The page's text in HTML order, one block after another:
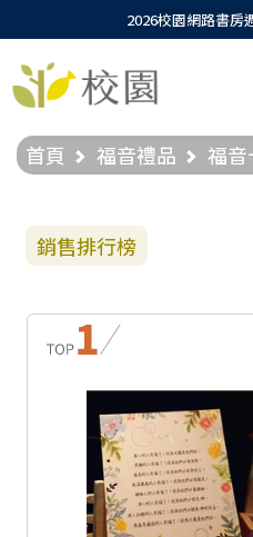
2026校園網路書房
首頁 福音禮品 福音
銷售排行榜